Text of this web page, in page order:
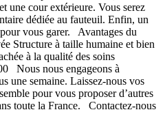
une cour extérieure. Vous serez
dédiée au fauteuil. Enfin, un
vous garer. Avantages du
Structure à taille humaine et bien
à la qualité des soins
Nous nous engageons à
une semaine. Laissez-nous vos
pour vous proposer d’autres
toute la France. Contactez-nous